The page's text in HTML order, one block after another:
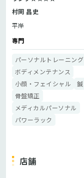
村岡 昌史
平岸
専門
パーソナルトレーニング
ボディメンテナンス
小顔・フェイシャル
鍼
骨盤矯正
メディカルパーソナル
パワーラック
店舗